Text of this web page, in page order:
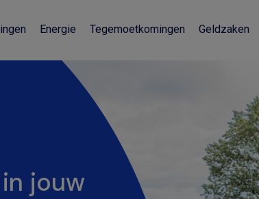
Energie Tegemoetkomingen Geldzaken
jouw